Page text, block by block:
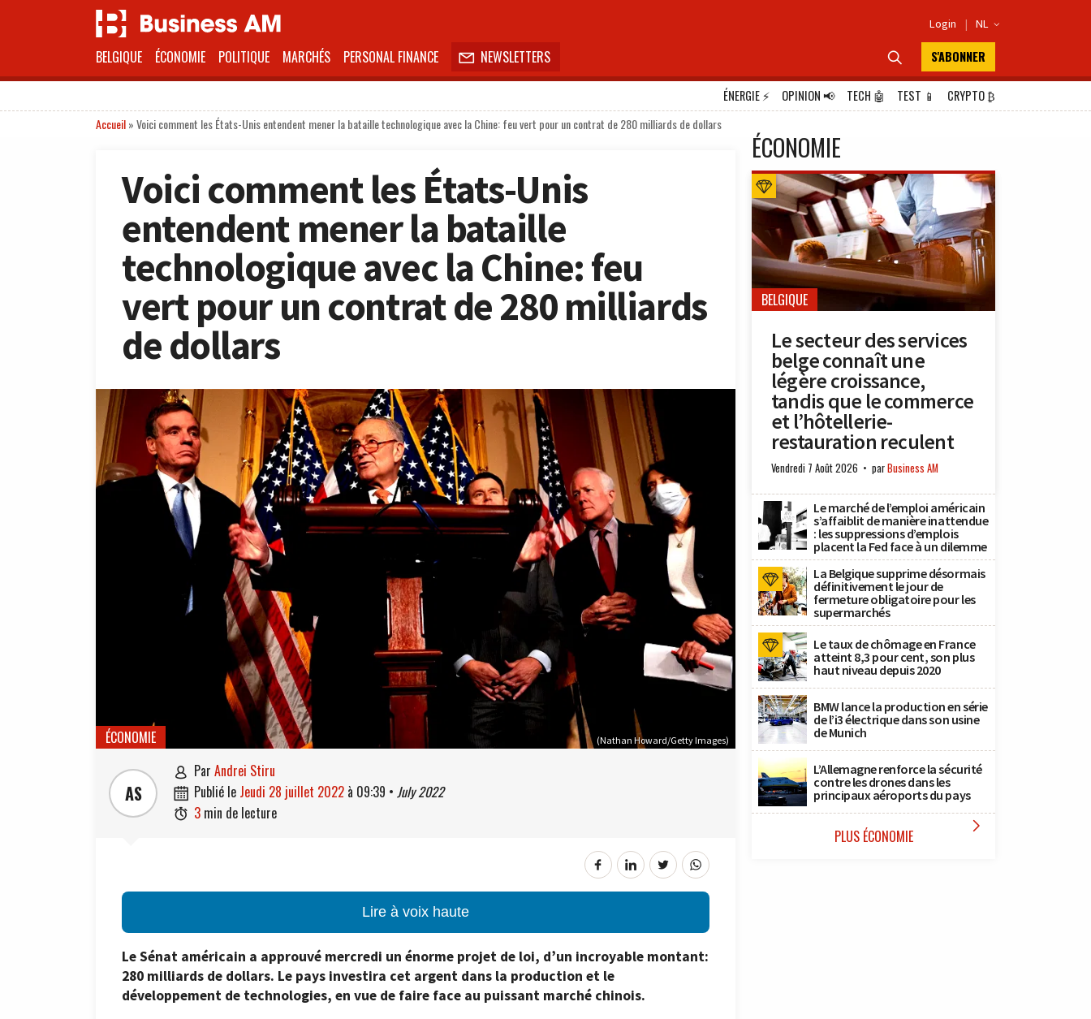
Login | NL 
BELGIQUE ÉCONOMIE POLITIQUE MARCHÉS PERSONAL FINANCE  NEWSLETTERS  S'ABONNER
ÉNERGIE⚡ OPINION📢 TECH 🤖 TEST 📱 CRYPTO₿
Accueil»Voici comment les États-Unis entendent mener la bataille technologique avec la Chine: feu vert pour un contrat de 280 milliards de dollars
Voici comment les États-Unis
entendent mener la bataille
technologique avec la Chine: feu
vert pour un contrat de 280 milliards
de dollars
(Nathan Howard/Getty Images)
ÉCONOMIE
AS
 par Andrei Stiru
 publié le jeudi 28 juillet 2022 à 09:39 • July 2022
 3 min de lecture
Lire à voix haute
Le Sénat américain a approuvé mercredi un énorme projet de loi, d’un incroyable montant:
280 milliards de dollars. Le pays investira cet argent dans la production et le
développement de technologies, en vue de faire face au puissant marché chinois.
ÉCONOMIE
BELGIQUE
Le secteur des services
belge connaît une
légère croissance,
tandis que le commerce
et l’hôtellerie-
restauration reculent
Vendredi 7 Août 2026 parBusiness AM
Le marché de l’emploi américain
s’affaiblit de manière inattendue
: les suppressions d’emplois
placent la Fed face à un dilemme
La Belgique supprime désormais
définitivement le jour de
fermeture obligatoire pour les
supermarchés
Le taux de chômage en France
atteint 8,3 pour cent, son plus
haut niveau depuis 2020
BMW lance la production en série
de l’i3 électrique dans son usine
de Munich
L’Allemagne renforce la sécurité
contre les drones dans les
principaux aéroports du pays
PLUS ÉCONOMIE 